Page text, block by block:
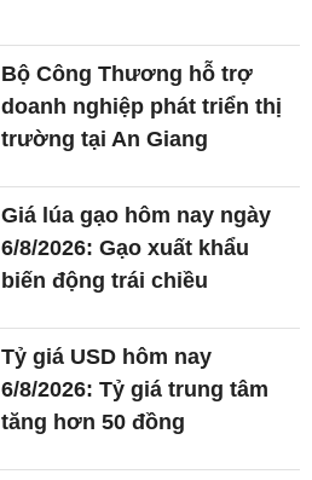
Bộ Công Thương hỗ trợ
doanh nghiệp phát triển thị
trường tại An Giang
Giá lúa gạo hôm nay ngày
6/8/2026: Gạo xuất khẩu
biến động trái chiều
Tỷ giá USD hôm nay
6/8/2026: Tỷ giá trung tâm
tăng hơn 50 đồng